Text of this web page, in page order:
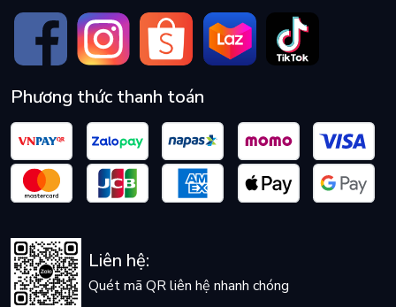
Phương thức thanh toán
Liên hệ:
Quét mã QR liên hệ nhanh chóng